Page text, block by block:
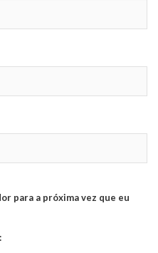
para a próxima vez que eu